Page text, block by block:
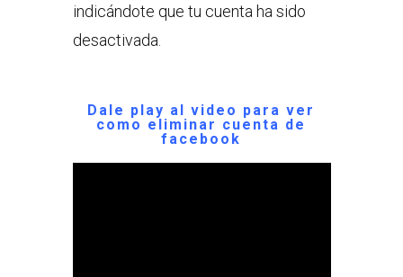
indicándote que tu cuenta ha sido
desactivada.
Dale play al video para ver
como eliminar cuenta de
facebook